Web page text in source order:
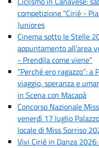
competizione "Cirié -
Juniores
Cinema sotto le Stelle
appuntamento all’area
- Prendila come viene”
“Perché ero ragazzo”: a
viaggio, speranza e
in Scena con Macapà
Concorso Nazionale
venerdì 17 luglio
locale di Miss Sorriso
Vivi Cirié in Danza